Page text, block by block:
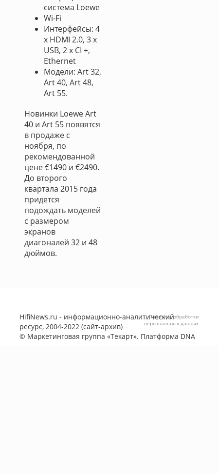
система Loewe
Wi-Fi
Интерфейсы: 4
х HDMI 2.0, 3 х
USB, 2 х CI +,
Ethernet
Модели: Art 32,
Art 40, Art 48,
Art 55.
Новинки Loewe Art
40 и Art 55 появятся
в продаже с
ноября, по
рекомендованной
цене €1490 и €2490.
До второго
квартала 2015 года
придется
подождать моделей
с размером
экранов
диагоналей 32 и 48
дюймов.
HifiNews.ru - информационно-аналитический
ресурс, 2004-2022 (сайт-архив)
© Маркетинговая группа «Текарт». Платформа DNA
Политика обработки
персональных данных